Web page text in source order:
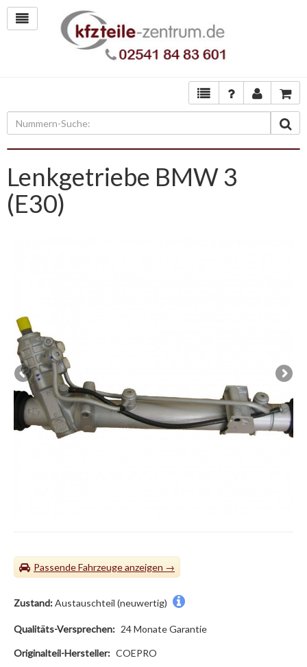
Lenkgetriebe BMW 3
(E30)
Passende Fahrzeuge
Zustand:Austauschteil (neuwertig)
Qualitäts-Versprechen: 24 Monate Garantie
Originalteil-Hersteller: COEPRO